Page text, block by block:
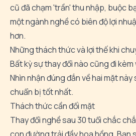
cũ đã chạm 'trần' thu nhập, buộc
một ngành nghề có biên độ lợi
hơn.
Những thách thức và lợi thế khi
Bất kỳ sự thay đổi nào cũng đi kèm
Nhìn nhận đúng đắn về hai mặt
chuẩn bị tốt nhất.
Thách thức cần đối mặt
Thay đổi nghề sau 30 tuổi chắc